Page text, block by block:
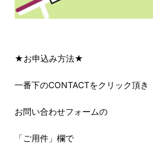
★お申込み方法★
一番下のCONTACTをクリック頂き
お問い合わせフォームの
「ご用件」欄で